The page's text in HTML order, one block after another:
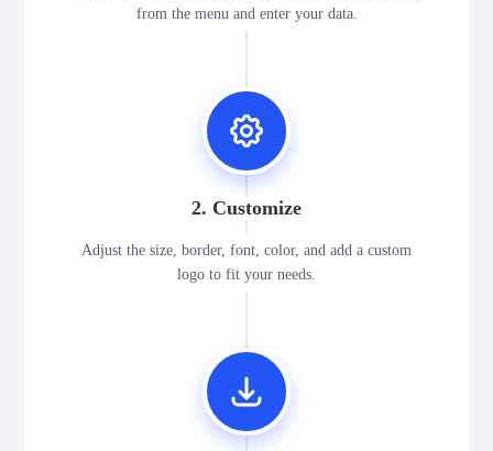
from the menu and enter your data.
2. Customize
Adjust the size, border, font, color, and add a custom
logo to fit your needs.